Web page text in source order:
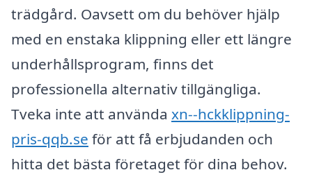
trädgård. Oavsett om du behöver hjälp
med en enstaka klippning eller ett längre
underhållsprogram, finns det
professionella alternativ tillgängliga.
Tveka inte att använda xn--hckklippning-
pris-qqb.se för att få erbjudanden och
hitta det bästa företaget för dina behov.